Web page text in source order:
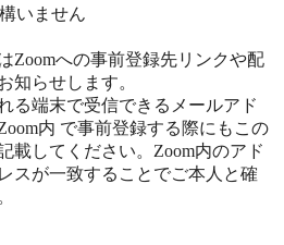
いません
Zoomへの事前登録先リンクや配
知らせします。
る端末で受信できるメールアド
内 で事前登録する際にもこの
載してください。Zoom内のアド
スが一致することでご本人と確